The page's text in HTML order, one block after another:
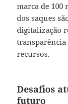
marca de 100
dos saques
digitalização
recursos.
Desafios
futuro